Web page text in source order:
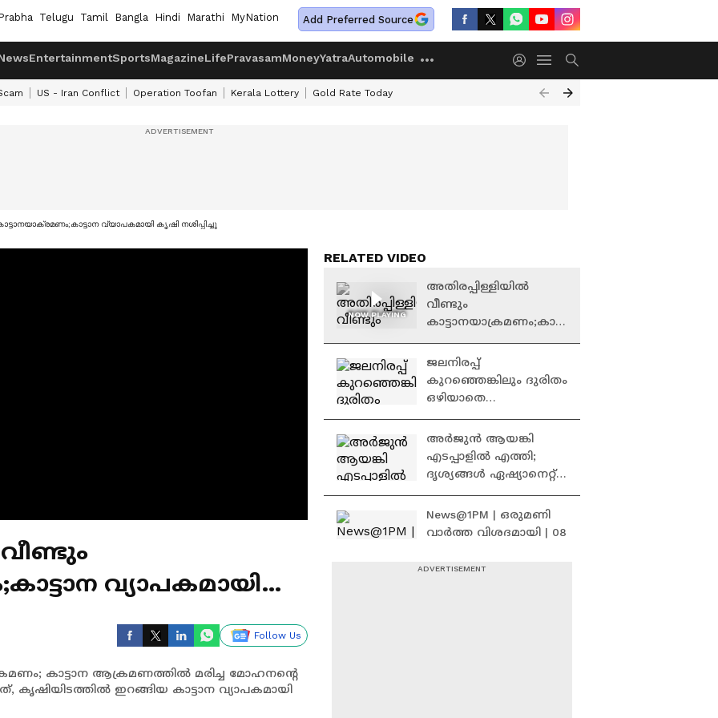
Telugu Tamil Bangla Hindi Marathi MyNation Add Preferred Source
EntertainmentSportsMagazineLifePravasamMoneyYatraAutomobile
US - Iran Conflict Operation Toofan Kerala Lottery Gold Rate Today
വ്യാപകമായി കൃഷി നശിപ്പിച്ചു
വ്യാപകമായി
Follow Us
കാട്ടാന ആക്രമണത്തിൽ മരിച്ച മോഹനന്റെ
കൃഷിയിടത്തിൽ ഇറങ്ങിയ കാട്ടാന വ്യാപകമായി
RELATED VIDEO
NOW PLAYING
അതിരപ്പിള്ളിയിൽ
വീണ്ടും
കാട്ടാനയാക്രമണം;കാ
നശിപ്പിച്ചു
ജലനിരപ്പ്
കുറഞ്ഞെങ്കിലും ദുരിതം
ഒഴിയാതെ
ഇറങ്ങാൻ ഇനിയും
സമയമെടുക്കും
അർജുൻ ആയങ്കി
എടപ്പാളിൽ എത്തി;
ദൃശ്യങ്ങൾ ഏഷ്യാനെറ്റ്
| Kerala Police
News@1PM | ഒരുമണി
വാർത്ത വിശദമായി | 08